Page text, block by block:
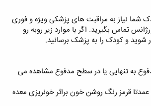
شما نیاز به مراقبت های پزشکی ویژه و فوری
تماس بگیرید. اگر با موارد زیر روبه رو
شوید و کودک را به پزشک برسانید.
به تنهایی یا در سطح مدفوع مشاهده می
قرمز رنگ روشن خون براثر خونریزی معده